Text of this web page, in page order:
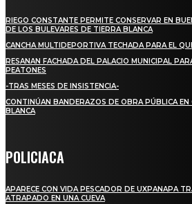
RIEGO CONSTANTE PERMITE CONSERVAR EN
DE LOS BULEVARES DE TIERRA BLANCA
CANCHA MULTIDEPORTIVA TECHADA PARA EL
RESANAN FACHADA DEL PALACIO MUNICIPAL
PEATONES
-TRAS MESES DE INSISTENCIA-
CONTINÚAN BANDERAZOS DE OBRA PÚBLICA
BLANCA
POLICIACA
APARECE CON VIDA PESCADOR DE UXPANAPA
ATRAPADO EN UNA CUEVA